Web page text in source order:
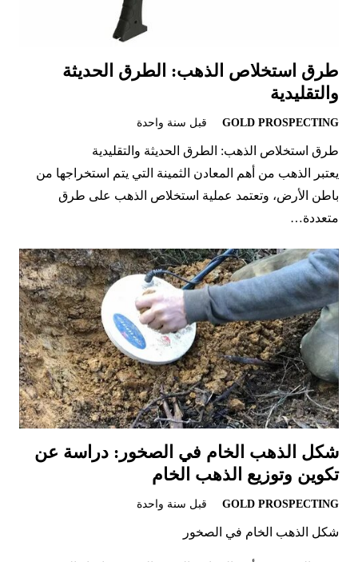
طرق استخلاص الذهب: الطرق الحديثة
والتقليدية
GOLD PROSPECTING قبل سنة واحدة
طرق استخلاص الذهب: الطرق الحديثة والتقليدية
يعتبر الذهب من أهم المعادن الثمينة التي يتم استخراجها من
باطن الأرض، وتعتمد عملية استخلاص الذهب على طرق
متعددة…
شكل الذهب الخام في الصخور: دراسة عن
تكوين وتوزيع الذهب الخام
GOLD PROSPECTING قبل سنة واحدة
شكل الذهب الخام في الصخور